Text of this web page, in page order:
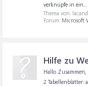
verknüpfe in ein...
Thema von:
Forum: Microsoft
Hilfe zu
Hallo
2 Tabellenblätter: